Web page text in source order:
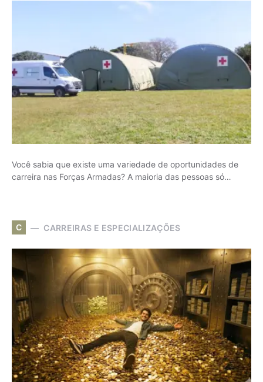
Você sabia que existe uma variedade de oportunidades de
carreira nas Forças Armadas? A maioria das pessoas só…
C CARREIRAS E ESPECIALIZAÇÕES